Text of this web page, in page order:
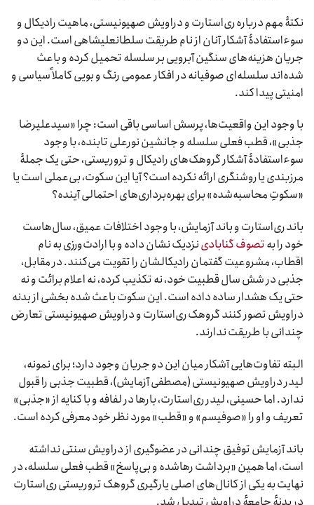
نکتۀ مهم درباره ری‌استارت و دراویش صهیونیستی، ماهیت رادیکال و
سوء‌استفادۀ آشکار آنان از نام طریقت سلطانعلیشاهی است. این دو
جریان هزینه‌های سنگین آبرویی بر سلسله تحمیل کرده و باعث
شده‌اند سلسله‌ای صوفیانه در افکار عمومی رنگ و بویی کاملاً سیاسی و
امنیتی پیدا کند.
با وجود این واقعیت‌ها، پرسش اساسی باقی است: چرا «سیدعلیرضا
جذبی»، قطب فعلی سلسله و جانشین نورعلی تابنده، با وجود
سوءاستفادۀ آشکار گروهک‌های رادیکال و تروریستی، حتی یک جملۀ
مرزبندی یا روشنگری ارائه نکرده است؟ آیا این سکوت، بی‌عملی است یا
«سکوتِ محاسبه‌شده» برای بهره‌برداری‌های احتمالی آینده؟
باند ری‌استارت و باند آزمایش، با وجود اختلافات عمیق، سال‌هاست
خود را بهتصوف گنابادینزدیک نشان داده و با ارادت‌ورزی به نام
اقطاب، مشروعیت گفتمان رادیکالشان را تقویت می‌کنند. در مقابل،
جذبی در شش سال قطبیت خود، نه تکذیب کرده، نه اعلام برائت و نه
حتی یک هشدار ساده داده است. این سکوت باعث شده بخشی از بدنه
دراویش تصور کنند گروهک ری‌استارت و دراویش صهیونیستی تعارض
چندانی با طریقت ندارند.
البته تفاوت‌هایی آشکار میان این دو جریان وجود دارد؛ برای نمونه،
لیدر دراویش صهیونیستی (مصطفی آزمایش)، قطبیت جذبی را قبول
ندارد. اما حسینی، لیدر ری‌استارت، بارها در لفافه و با کنایه از «جذبی»
تعریف و او را «صوفیسم» و «قطب» مورد نظر خود معرفی کرده است.
باند آزمایش توفیق چندانی در عضوگیری از دراویش سنتی نداشته
است، اما همین «برداشت رهاشده و بی‌پاسخ» قطب فعلی سلسله، در
نهایت به یکی از کانال‌های اصلی یارگیری گروهک تروریستی ری‌استارت